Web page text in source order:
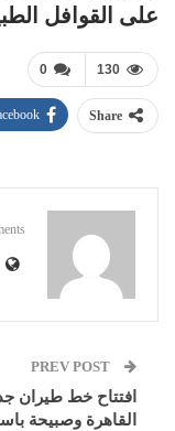
على القوافل
0 130
Share
افتتاح خط طيران
القاهرة وصبيحة